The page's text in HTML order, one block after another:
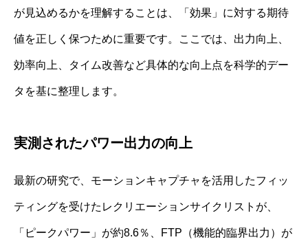
が見込めるかを理解することは、「効果」に対する期待
値を正しく保つために重要です。ここでは、出力向上、
効率向上、タイム改善など具体的な向上点を科学的デー
タを基に整理します。
実測されたパワー出力の向上
最新の研究で、モーションキャプチャを活用したフィッ
ティングを受けたレクリエーションサイクリストが、
「ピークパワー」が約8.6％、FTP（機能的臨界出力）が